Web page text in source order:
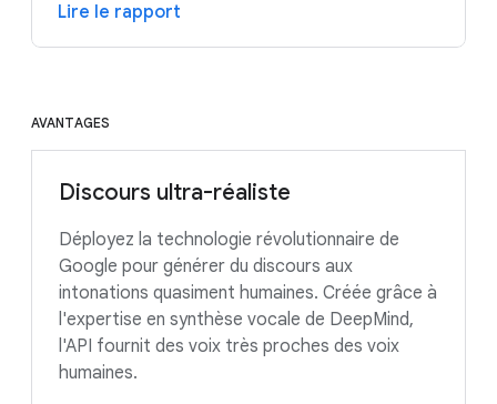
Lire le rapport
AVANTAGES
Discours ultra-réaliste
Déployez la technologie révolutionnaire de
Google pour générer du discours aux
intonations quasiment humaines. Créée grâce à
l'expertise en synthèse vocale de DeepMind,
l'API fournit des voix très proches des voix
humaines.